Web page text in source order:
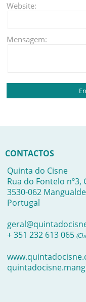
Website:
Mensagem:
CONTACTOS
Quinta do Cisne
Rua do Fontelo nº3,
3530-062 Mangualde
Portugal
+ 351 232 613 065